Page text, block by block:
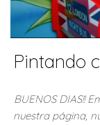
Pintando
BUENOS DIAS!!
nuestra página,